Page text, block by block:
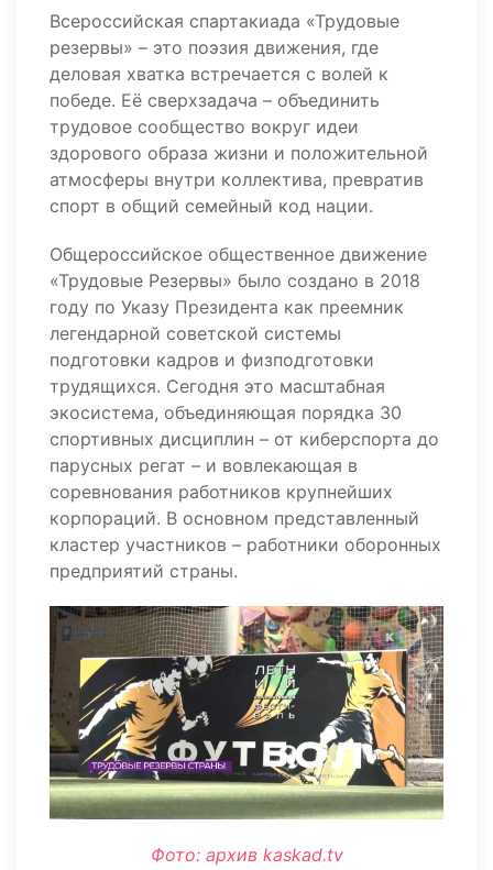
Всероссийская спартакиада «Трудовые
резервы» – это поэзия движения, где
деловая хватка встречается с волей к
победе. Её сверхзадача – объединить
трудовое сообщество вокруг идеи
здорового образа жизни и положительной
атмосферы внутри коллектива, превратив
спорт в общий семейный код нации.
Общероссийское общественное движение
«Трудовые Резервы» было создано в 2018
году по Указу Президента как преемник
легендарной советской системы
подготовки кадров и физподготовки
трудящихся. Сегодня это масштабная
экосистема, объединяющая порядка 30
спортивных дисциплин – от киберспорта до
парусных регат – и вовлекающая в
соревнования работников крупнейших
корпораций. В основном представленный
кластер участников – работники оборонных
предприятий страны.
Фото: архив kaskad.tv